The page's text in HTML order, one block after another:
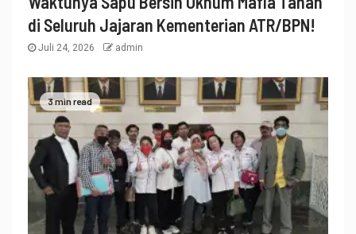
di Seluruh Jajaran Kementerian ATR/BPN!
Juli 24, 2026 admin
3 min read